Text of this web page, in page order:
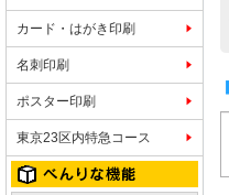
カード・はがき印刷
名刺印刷
ポスター印刷
東京23区内特急コース